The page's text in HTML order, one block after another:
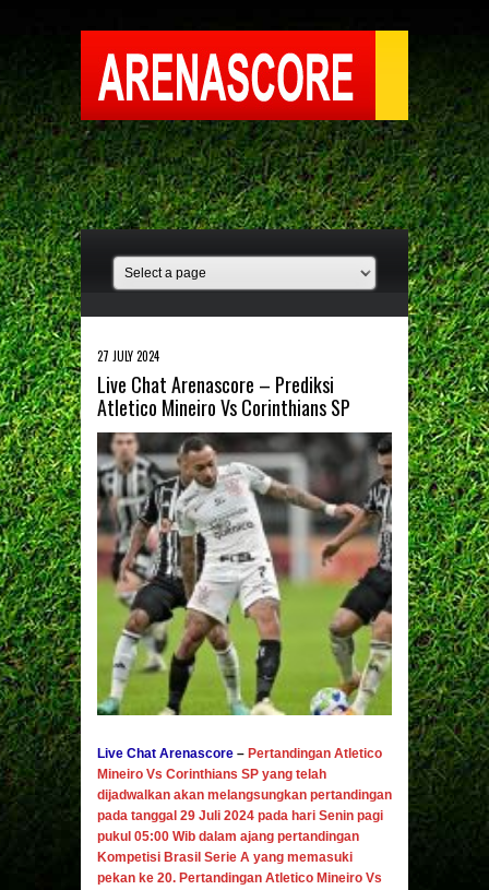
27 JULY 2024
Live Chat Arenascore – Prediksi
Atletico Mineiro Vs Corinthians SP
Live Chat Arenascore – Pertandingan Atletico
Mineiro Vs Corinthians SP yang telah
dijadwalkan akan melangsungkan pertandingan
pada tanggal 29 Juli 2024 pada hari Senin pagi
pukul 05:00 Wib dalam ajang pertandingan
Kompetisi Brasil Serie A yang memasuki
pekan ke 20. Pertandingan Atletico Mineiro Vs